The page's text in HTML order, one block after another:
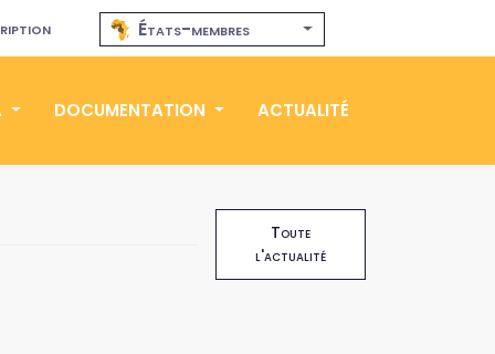
États-membres
DOCUMENTATION ACTUALITÉ
Toute
l'actualité